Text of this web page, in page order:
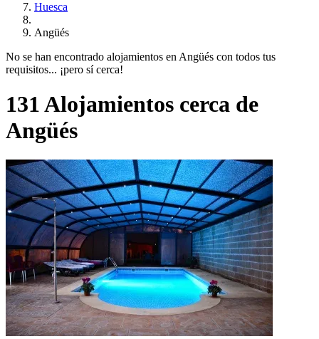
Huesca
Angüés
No se han encontrado alojamientos en Angüés con todos tus
requisitos... ¡pero sí cerca!
131 Alojamientos cerca de
Angüés